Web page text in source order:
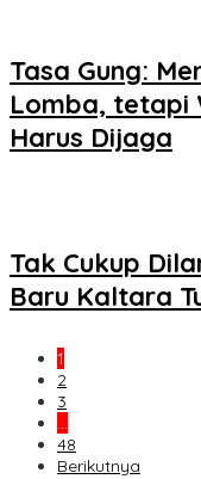
Tasa Gung:
Lomba, tetapi
Harus Dijaga
Tak Cukup
Baru Kaltara
1
2
3
…
48
Berikutnya